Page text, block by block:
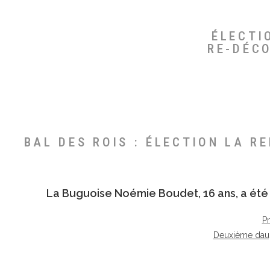
RE-
BAL DES ROIS : ÉLECTION LA
La Buguoise Noémie Boudet, 16 ans, a
Deuxième